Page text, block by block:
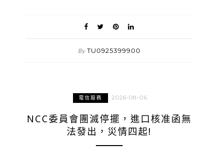
By TU0925399900
電信服務 2026-08-06
NCC委員會團滅停擺，進口核准函無
法發出，災情四起!